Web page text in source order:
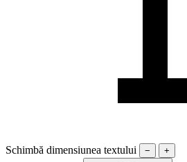
Schimbă dimensiunea textului − +